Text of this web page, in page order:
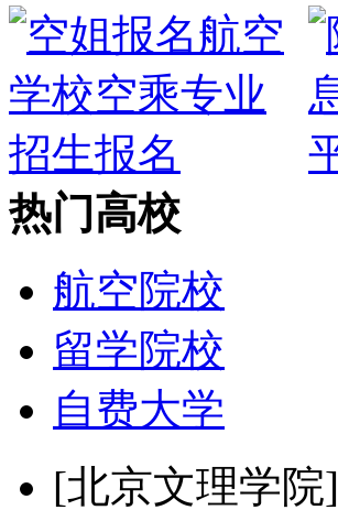
热门高校
航空院校
留学院校
自费大学
[北京文理学院]